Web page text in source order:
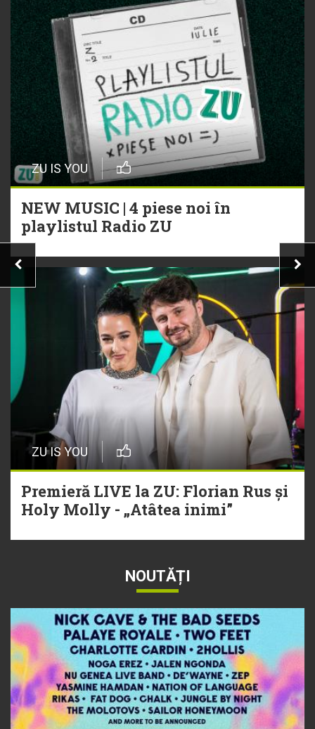
ZU IS YOU
NEW MUSIC | 4 piese noi în
playlistul Radio ZU
ZU IS YOU
Premieră LIVE la ZU: Florian Rus și
Holy Molly - „Atâtea inimi”
NOUTĂȚI